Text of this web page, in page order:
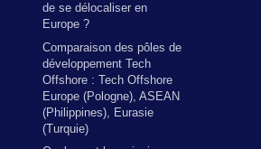
de se délocaliser en
Europe ?
Comparaison des pôles de
développement Tech
Offshore : Tech Offshore
Europe (Pologne), ASEAN
(Philippines), Eurasie
(Turquie)